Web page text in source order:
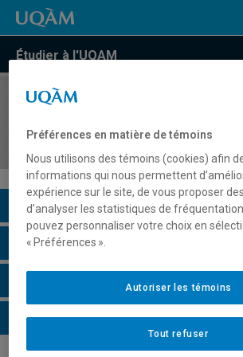
Étudier à l'UQAM
COURS//
visée éducative, préventive et
Description du cours
Horaire - Été 2026
Horaire - Automne 2026
Horaire - Hiver 2027
Préférences en matière de témoins
Nous utilisons des témoins (cookies) afin
informations qui nous permettent
expérience sur le site, de vous proposer
d’analyser les statistiques de
pouvez personnaliser votre choix en
« Préférences ».
Tout refuser
Autoriser les témoins